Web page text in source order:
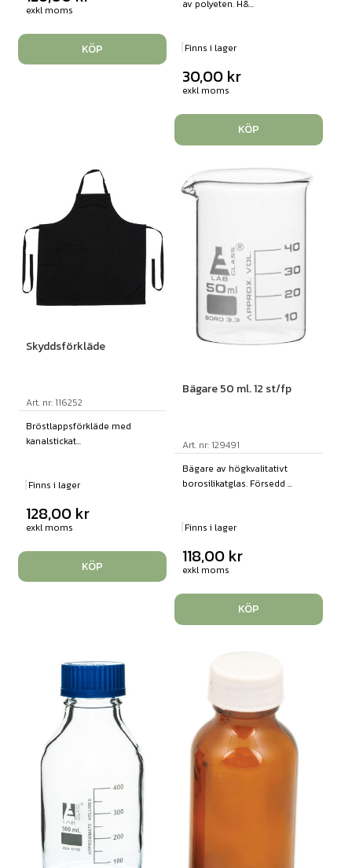
exkl moms
KÖP
av polyeten. H&...
Finns i lager
30,00 kr
exkl moms
KÖP
Skyddsförkläde
Art. nr: 116252
Bröstlappsförkläde med
kanalstickat...
Finns i lager
128,00 kr
exkl moms
KÖP
Bägare 50 ml. 12 st/fp
Art. nr: 129491
Bägare av högkvalitativt
borosilikatglas. Försedd ...
Finns i lager
118,00 kr
exkl moms
KÖP